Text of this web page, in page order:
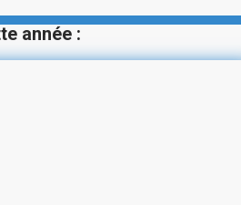
année :
jaune